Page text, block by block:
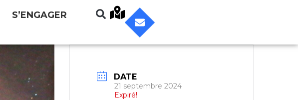
S’ENGAGER
DATE
21 septembre 2024
Expiré!